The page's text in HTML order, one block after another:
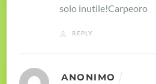
solo inutile!Carpeoro
REPLY
ANONIMO